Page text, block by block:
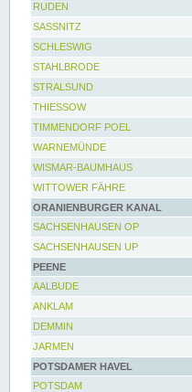
RUDEN
SASSNITZ
SCHLESWIG
STAHLBRODE
STRALSUND
THIESSOW
TIMMENDORF POEL
WARNEMÜNDE
WISMAR-BAUMHAUS
WITTOWER FÄHRE
ORANIENBURGER KANAL
SACHSENHAUSEN OP
SACHSENHAUSEN UP
PEENE
AALBUDE
ANKLAM
DEMMIN
JARMEN
POTSDAMER HAVEL
POTSDAM